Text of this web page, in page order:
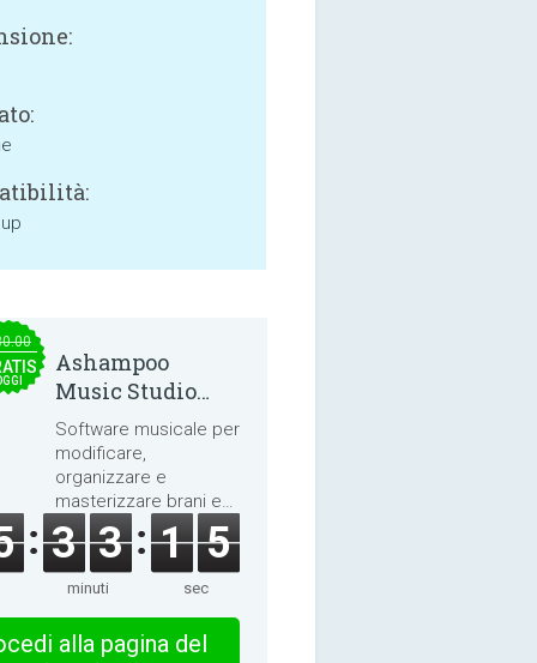
Ashampoo
Music Studio
2025
Software musicale per
modificare,
organizzare e
masterizzare brani e
audiolibri.
3 3
minuti
1 4
sec
alla pagina del